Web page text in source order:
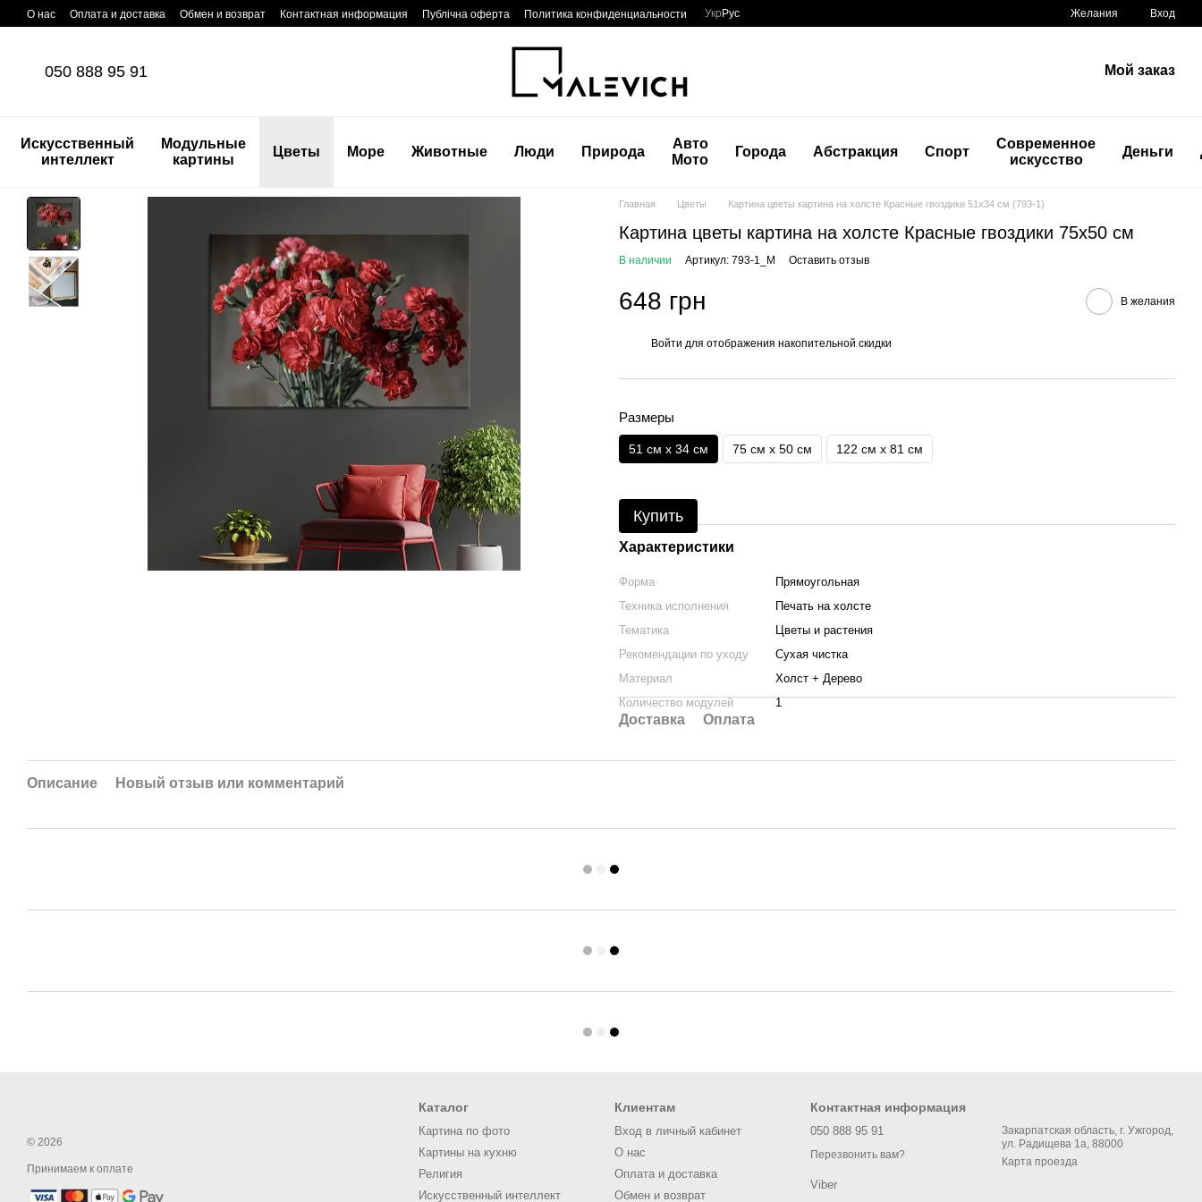
Перейти к основному контенту
О нас Оплата и доставка Обмен и возврат Контактная информация Публічна оферта Политика конфиденциальности Укр Рус Желания Вход
050 888 95 91 Мой заказ
Искусственный
интеллект
Модульные
картины
Цветы Море Животные Люди Природа
Авто
Мото
Города Абстракция Спорт
Современное
искусство
Деньги
Главная Цветы Картина цветы картина на холсте Красные гвоздики 51x34 см (793-1)
Картина цветы картина на холсте Красные гвоздики 75x50 см
В наличии Артикул: 793-1_M Оставить отзыв
648 грн В желания
Войти для отображения накопительной скидки
Размеры
51 см x 34 см 75 см x 50 см 122 см x 81 см
Купить
Характеристики
Форма
Прямоугольная
Техника исполнения
Печать на холсте
Тематика
Цветы и растения
Рекомендации по уходу
Сухая чистка
Материал
Холст + Дерево
Количество модулей
1
Доставка Оплата
Описание Новый отзыв или комментарий
© 2026
Принимаем к оплате
Каталог
Картина по фото
Картины на кухню
Религия
Искусственный интеллект
Клиентам
Вход в личный кабинет
О нас
Оплата и доставка
Обмен и возврат
Контактная информация
050 888 95 91
Перезвонить вам?
Viber
Закарпатская область, г. Ужгород,
ул. Радищева 1а, 88000
Карта проезда